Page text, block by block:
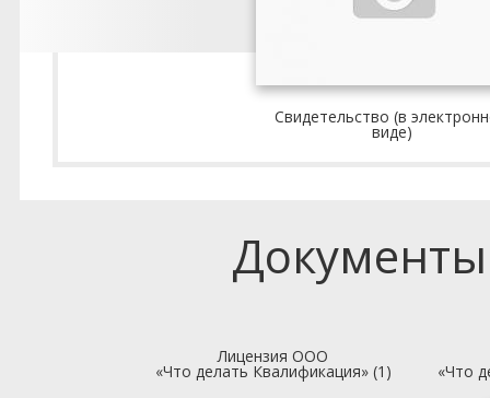
Свидетельство (в
виде)
Лицензия ООО
«Что делать Квалификация» (1) «Что